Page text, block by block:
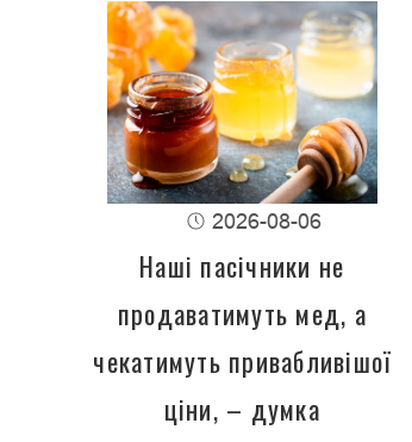
2026-08-06
Наші пасічники не
продаватимуть мед, а
чекатимуть привабливішої
ціни, – думка